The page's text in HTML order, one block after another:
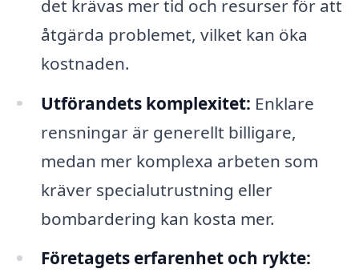
det krävas mer tid och resurser för att
åtgärda problemet, vilket kan öka
kostnaden.
Utförandets komplexitet: Enklare
rensningar är generellt billigare,
medan mer komplexa arbeten som
kräver specialutrustning eller
bombardering kan kosta mer.
Företagets erfarenhet och rykte: